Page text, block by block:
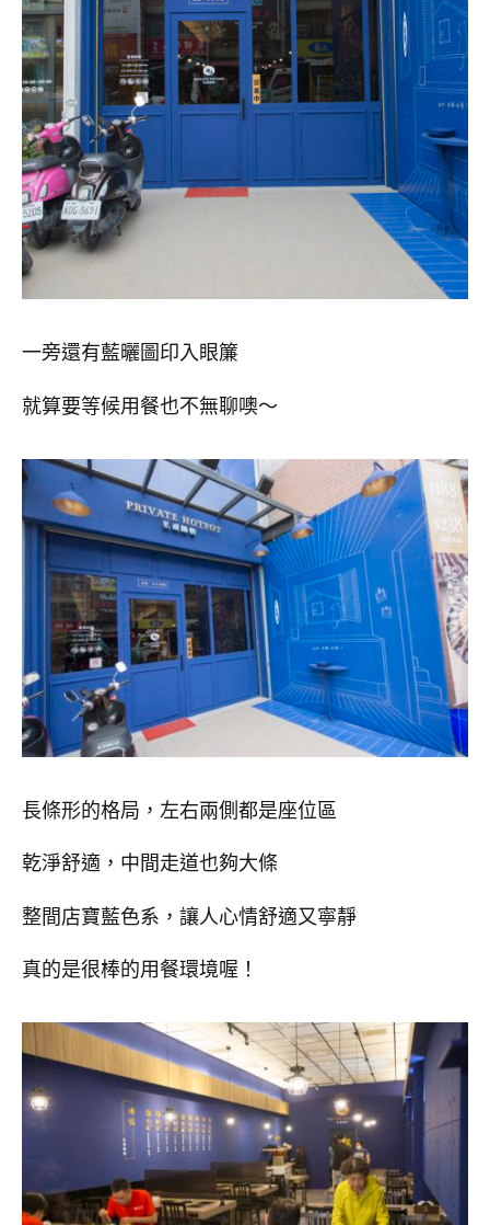
一旁還有藍曬圖印入眼簾
就算要等候用餐也不無聊噢～
長條形的格局，左右兩側都是座位區
乾淨舒適，中間走道也夠大條
整間店寶藍色系，讓人心情舒適又寧靜
真的是很棒的用餐環境喔！